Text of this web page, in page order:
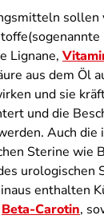
sollen
Lignane,
aus dem Öl
und sie
und die
Auch die
Sterine wie
urologischen
enthalten
Beta-Carotin,